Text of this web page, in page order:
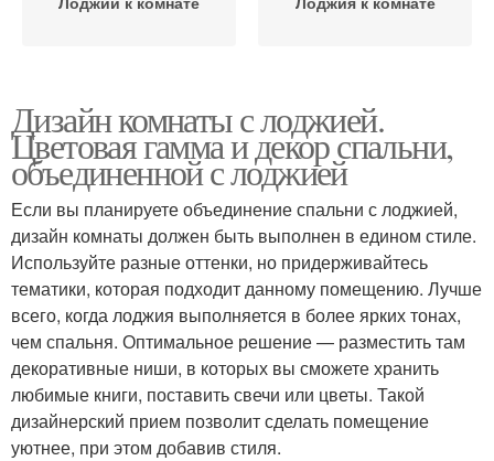
Дизайн комнаты с лоджией.
Цветовая гамма и декор спальни,
объединенной с лоджией
Если вы планируете объединение спальни с лоджией,
дизайн комнаты должен быть выполнен в едином стиле.
Используйте разные оттенки, но придерживайтесь
тематики, которая подходит данному помещению. Лучше
всего, когда лоджия выполняется в более ярких тонах,
чем спальня. Оптимальное решение — разместить там
декоративные ниши, в которых вы сможете хранить
любимые книги, поставить свечи или цветы. Такой
дизайнерский прием позволит сделать помещение
уютнее, при этом добавив стиля.